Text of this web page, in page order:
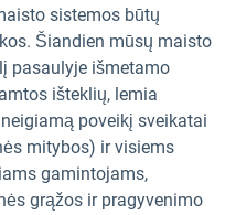
sistemos būtų
Šiandien mūsų maisto
pasaulyje išmetamo
išteklių, lemia
poveikį sveikatai
mitybos) ir visiems
gamintojams,
grąžos ir pragyvenimo